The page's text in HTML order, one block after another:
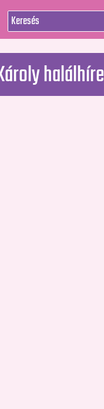
halálhíre